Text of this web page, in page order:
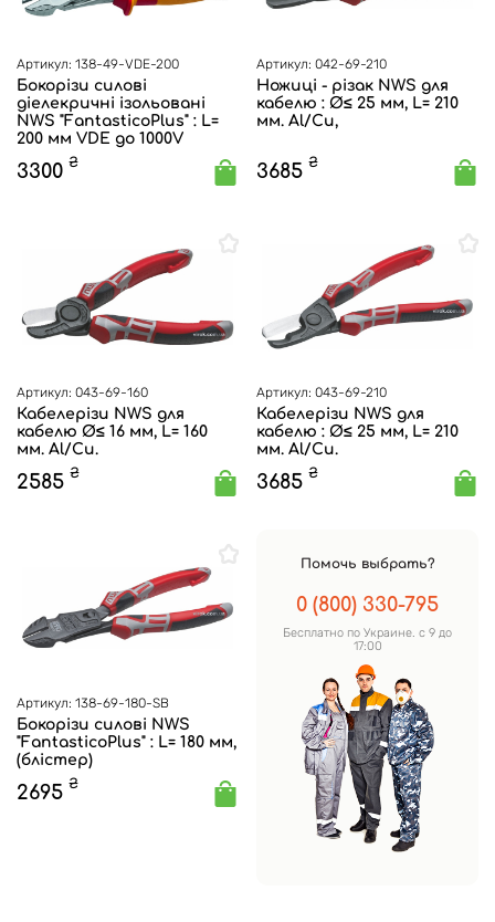
Артикул: 138-49-VDE-200
Бокорізи силові
діелекричні ізольовані
NWS "FantasticoPlus" : L=
200 мм VDE до 1000V
3300 ₴
Артикул: 042-69-210
Ножиці - різак NWS для
кабелю : Ø≤ 25 мм, L= 210
мм. Al/Cu,
3685 ₴
Артикул: 043-69-160
Кабелерізи NWS для
кабелю Ø≤ 16 мм, L= 160
мм. Al/Cu.
2585 ₴
Артикул: 043-69-210
Кабелерізи NWS для
кабелю : Ø≤ 25 мм, L= 210
мм. Al/Cu.
3685 ₴
Артикул: 138-69-180-SB
Бокорізи силові NWS
"FantasticoPlus" : L= 180 мм,
(блістер)
2695 ₴
Помочь выбрать?
0 (800) 330-795
Бесплатно по Украине. с 9 до
17:00